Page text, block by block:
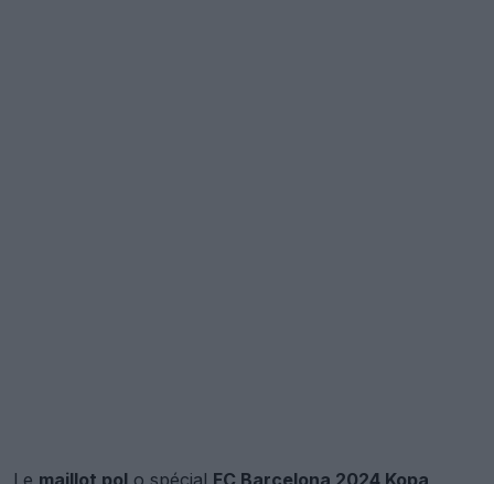
Le maillot pol o spécial FC Barcelona 2024 Kopa